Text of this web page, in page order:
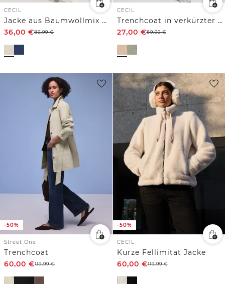
CECIL
Jacke aus Baumwollmix mit Kapuze
36,00 €89,99€
CECIL
Trenchcoat in verkürzter Passform
27,00 €89,99€
-50%
Street One
Trenchcoat
60,00 €119,99€
-50%
CECIL
Kurze Fellimitat Jacke
60,00 €119,99€